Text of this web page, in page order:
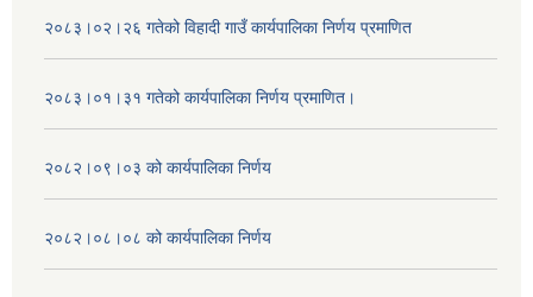
२०८३।०२।२६ गतेको विहादी गाउँ कार्यपालिका निर्णय प्रमाणित
२०८३।०१।३१ गतेको कार्यपालिका निर्णय प्रमाणित।
२०८२।०९।०३ को कार्यपालिका निर्णय
२०८२।०८।०८ को कार्यपालिका निर्णय